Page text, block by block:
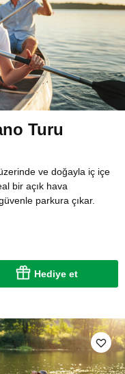
Turu
ve doğayla iç içe
bir açık hava
parkura çıkar.
Hediye et